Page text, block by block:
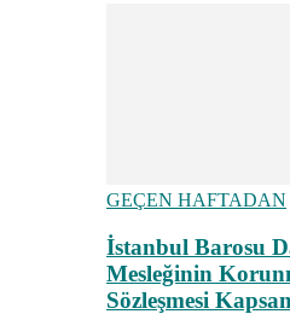
GEÇEN HAFTADAN
İstanbul Barosu
Mesleğinin
Sözleşmesi